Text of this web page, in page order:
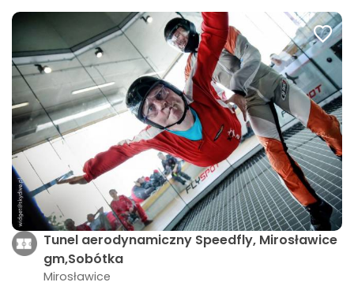
Tunel aerodynamiczny Speedfly, Mirosławice
gm,Sobótka
Mirosławice